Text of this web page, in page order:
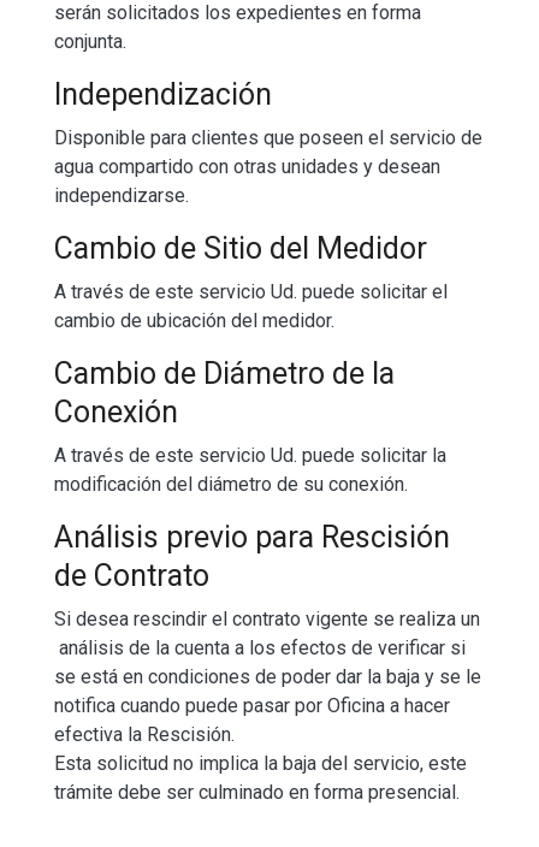
serán solicitados los expedientes en forma
conjunta.
Independización
Disponible para clientes que poseen el servicio de
agua compartido con otras unidades y desean
independizarse.
Cambio de Sitio del Medidor
A través de este servicio Ud. puede solicitar el
cambio de ubicación del medidor.
Cambio de Diámetro de la
Conexión
A través de este servicio Ud. puede solicitar la
modificación del diámetro de su conexión.
Análisis previo para Rescisión
de Contrato
Si desea rescindir el contrato vigente se realiza un
análisis de la cuenta a los efectos de verificar si
se está en condiciones de poder dar la baja y se le
notifica cuando puede pasar por Oficina a hacer
efectiva la Rescisión.
Esta solicitud no implica la baja del servicio, este
trámite debe ser culminado en forma presencial.